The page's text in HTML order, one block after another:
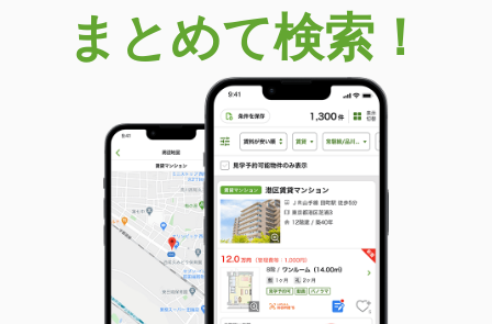
青森県八戸市大字白銀町字堀ノ内
価 格
3.60万円
青森県八戸市大字白銀町字堀ノ内
41.31m²
間取り
2DK
青森県八戸市東白山台２
価 格
6万円
住 所
青森県八戸市東白山台２
専有面積 26.08m²
間取り
1K
まとめて検索！